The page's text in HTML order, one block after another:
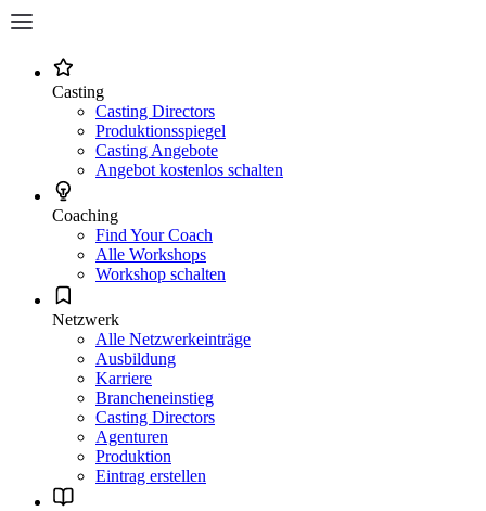
Casting
Casting Directors
Produktionsspiegel
Casting Angebote
Angebot kostenlos schalten
Coaching
Find Your Coach
Alle Workshops
Workshop schalten
Netzwerk
Alle Netzwerkeinträge
Ausbildung
Karriere
Brancheneinstieg
Casting Directors
Agenturen
Produktion
Eintrag erstellen